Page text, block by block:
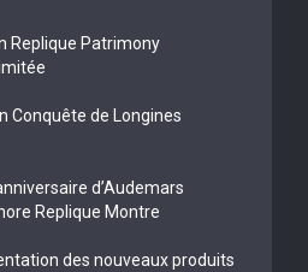
Replique Patrimony
Conquête de Longines
d’Audemars
Replique Montre
des nouveaux produits